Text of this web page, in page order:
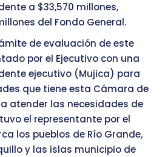
a $33,570 millones,
del Fondo General.
de evaluación de este
por el Ejecutivo con una
ejecutivo (Mujica) para
que tiene esta Cámara de
atender las necesidades de
el representante por el
los pueblos de Río Grande,
y las islas municipio de